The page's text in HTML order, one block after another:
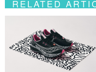
RELATED